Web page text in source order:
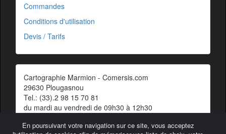
En poursuivant votre navigation sur ce site, vous acceptez
Commandes
Conditions d'utilisation
Devis / Tarifs
Cartographie Marmion - Comersis.com
29630 Plougasnou
Tel.: (33).2 98 15 70 81
du mardi au vendredi de 09h30 à 12h30